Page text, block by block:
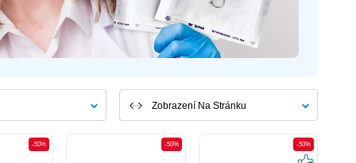
Zobrazení Na Stránku
-50%
-50% -50%
-50% -50%
-50%